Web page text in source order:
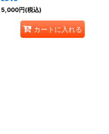
5,000円(税込)
カートに入れる